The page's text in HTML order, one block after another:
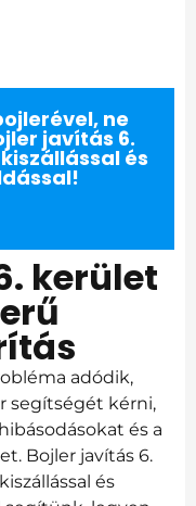
ne
javítás 6.
és
kerület
adódik,
segítségét kérni,
és a
Bojler javítás 6.
és